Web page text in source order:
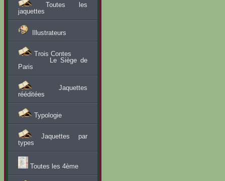
Toutes les
jaquettes
Illustrateurs
Trois Contes
Le Siège de
Paris
Jaquettes
rééditées
Typologie
Jaquettes par
types
Toutes les 4ème